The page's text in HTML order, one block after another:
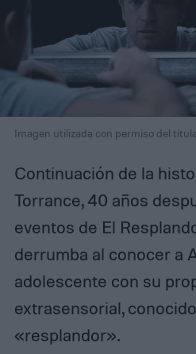
Imagen utilizada con permiso del
Continuación de la
Torrance, 40 años
eventos de El
derrumba al conocer a
adolescente con su
extrasensorial,
«resplandor».